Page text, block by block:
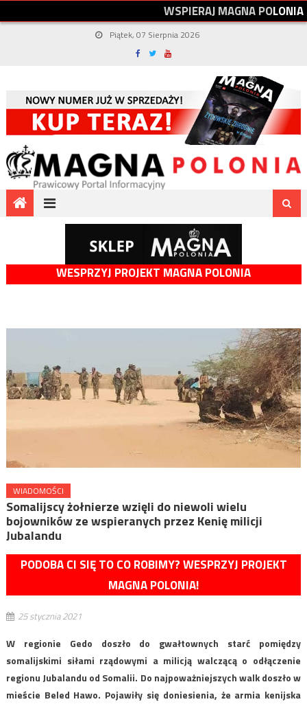
WSPIERAJMAGNAPOLONIA
Piątek, 07 Sierpnia 2026
WESPRZYJ PROJEKT MAGNA POLONIA
WIADOMOŚCI
Somalijscy żołnierze wzięli do niewoli wielu
bojowników ze wspieranych przez Kenię milicji
Jubalandu
PODOBA CI SIĘ TO CO ROBIMY? WESPRZYJ PROJEKT
MAGNA POLONIA!
25 stycznia 2021
W regionie Gedo doszło do gwałtownych starć pomiędzy
somalijskimi siłami rządowymi a milicją walczącą o odłączenie
regionu Jubalandu od Somalii. Do najpoważniejszych walk doszło w
mieście Beled Hawo. Pojawiły się doniesienia, że armia kenijska